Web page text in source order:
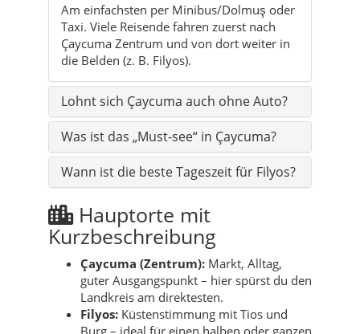
Am einfachsten per Minibus/Dolmuş oder
Taxi. Viele Reisende fahren zuerst nach
Çaycuma Zentrum und von dort weiter in
die Belden (z. B. Filyos).
Lohnt sich Çaycuma auch ohne Auto?
Was ist das „Must-see“ in Çaycuma?
Wann ist die beste Tageszeit für Filyos?
Hauptorte mit
Kurzbeschreibung
Çaycuma (Zentrum): Markt, Alltag,
guter Ausgangspunkt – hier spürst du den
Landkreis am direktesten.
Filyos: Küstenstimmung mit Tios und
Burg – ideal für einen halben oder ganzen